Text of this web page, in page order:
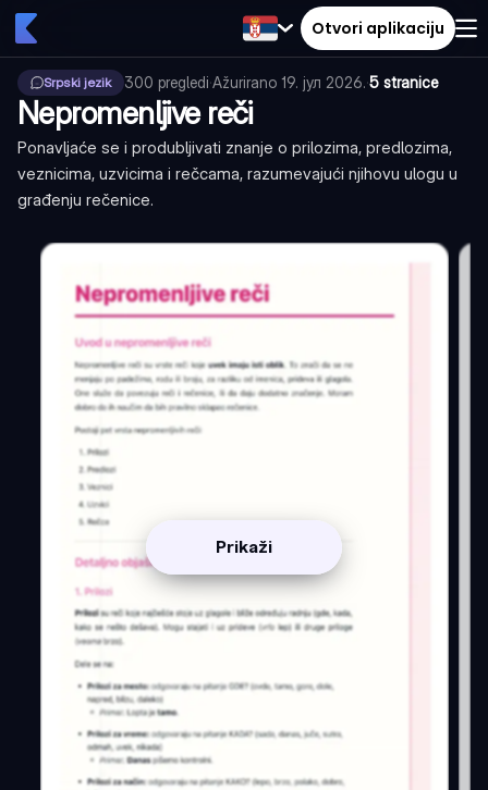
Otvori aplikaciju
Srpski jezik 300 pregledi·Ažurirano 19. јул 2026.·5 stranice
Nepromenljive reči
Ponavljaće se i produbljivati znanje o prilozima, predlozima,
veznicima, uzvicima i rečcama, razumevajući njihovu ulogu u
građenju rečenice.
Prikaži